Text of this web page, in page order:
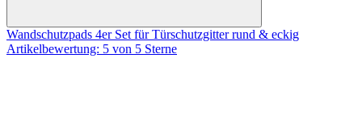
Wandschutzpads 4er Set für Türschutzgitter rund & eckig
Artikelbewertung: 5 von 5 Sterne